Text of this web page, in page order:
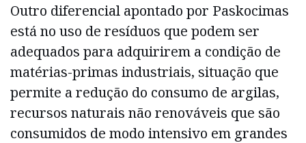
Outro diferencial apontado por Paskocimas
está no uso de resíduos que podem ser
adequados para adquirirem a condição de
matérias-primas industriais, situação que
permite a redução do consumo de argilas,
recursos naturais não renováveis que são
consumidos de modo intensivo em grandes